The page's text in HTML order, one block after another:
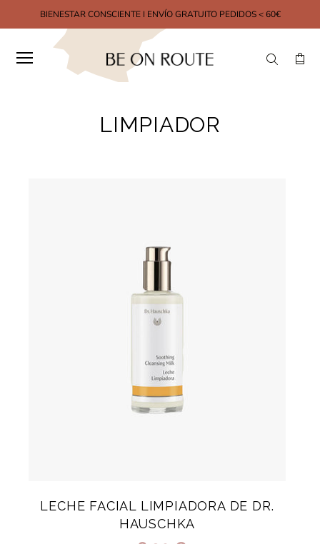
BIENESTAR CONSCIENTE I ENVÍO GRATUITO PEDIDOS < 60€
LIMPIADOR
LECHE FACIAL LIMPIADORA DE DR.
HAUSCHKA